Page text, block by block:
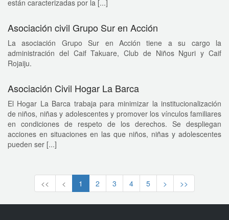
están caracterizadas por la [...]
Asociación civil Grupo Sur en Acción
La asociación Grupo Sur en Acción tiene a su cargo la
administración del Caif Takuare, Club de Niños Nguri y Caif
Rojaiju.
Asociación Civil Hogar La Barca
El Hogar La Barca trabaja para minimizar la institucionalización
de niños, niñas y adolescentes y promover los vínculos familiares
en condiciones de respeto de los derechos. Se despliegan
acciones en situaciones en las que niños, niñas y adolescentes
pueden ser [...]
<< < 1 2 3 4 5 > >>